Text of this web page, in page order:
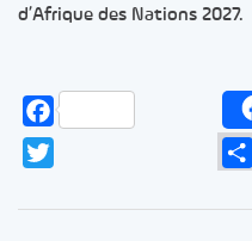
d’Afrique des Nations 2027.
Facebook